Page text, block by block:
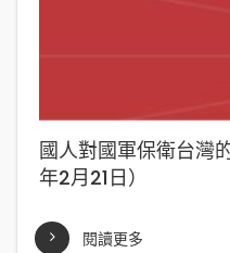
國人對國軍保衛台灣
年2月21日）
閱讀更多